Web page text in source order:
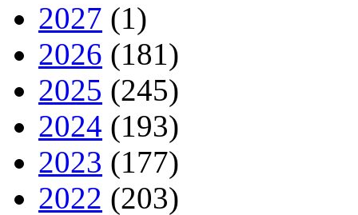
2027 (1)
2026 (181)
2025 (245)
2024 (193)
2023 (177)
2022 (203)